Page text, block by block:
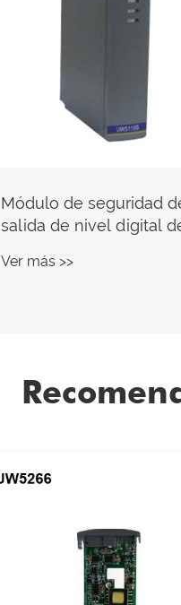
Módulo de seguridad
salida de nivel digital
Ver más >>